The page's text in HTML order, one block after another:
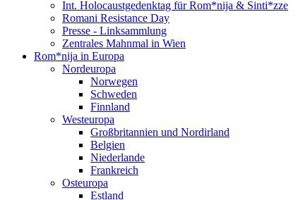
Int. Holocaustgedenktag für Rom*nija & Sinti*zze
Romani Resistance Day
Presse - Linksammlung
Zentrales Mahnmal in Wien
Rom*nija in Europa
Nordeuropa
Norwegen
Schweden
Finnland
Westeuropa
Großbritannien und Nordirland
Belgien
Niederlande
Frankreich
Osteuropa
Estland